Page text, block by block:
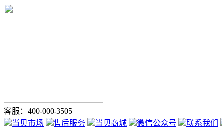
客服：400-000-3505
当贝市场
售后服务 当贝商城 微信公众号 联系我们